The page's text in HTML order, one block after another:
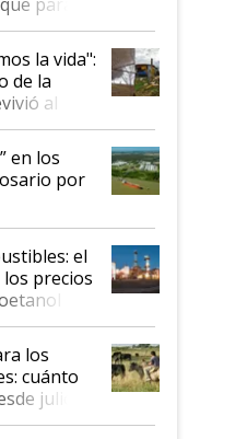
la vida":
de la
al
en los
por
tras
de los
el
precios
los
cuánto
julio